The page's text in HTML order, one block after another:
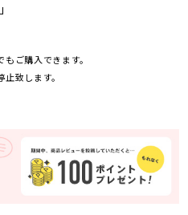
ご購入できます。
致します。